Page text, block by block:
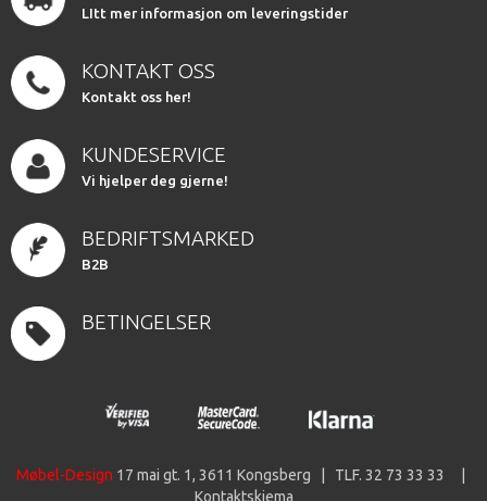
LItt mer informasjon om leveringstider
KONTAKT OSS
Kontakt oss her!
KUNDESERVICE
Vi hjelper deg gjerne!
BEDRIFTSMARKED
B2B
BETINGELSER
Møbel-Design 17 mai gt. 1, 3611 Kongsberg | TLF. 32 73 33 33 |
Kontaktskjema